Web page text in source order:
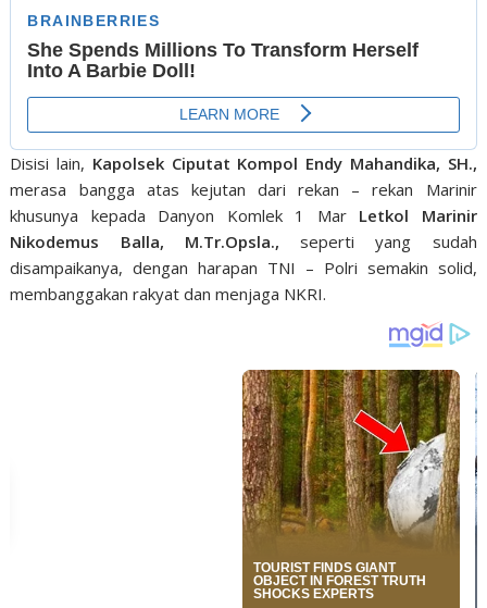
Disisi lain, Kapolsek Ciputat Kompol Endy Mahandika, SH.,
merasa bangga atas kejutan dari rekan – rekan Marinir
khusunya kepada Danyon Komlek 1 Mar Letkol Marinir
Nikodemus Balla, M.Tr.Opsla., seperti yang sudah
disampaikanya, dengan harapan TNI – Polri semakin solid,
membanggakan rakyat dan menjaga NKRI.